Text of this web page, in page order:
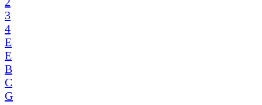
3
4
E
E
B
C
G